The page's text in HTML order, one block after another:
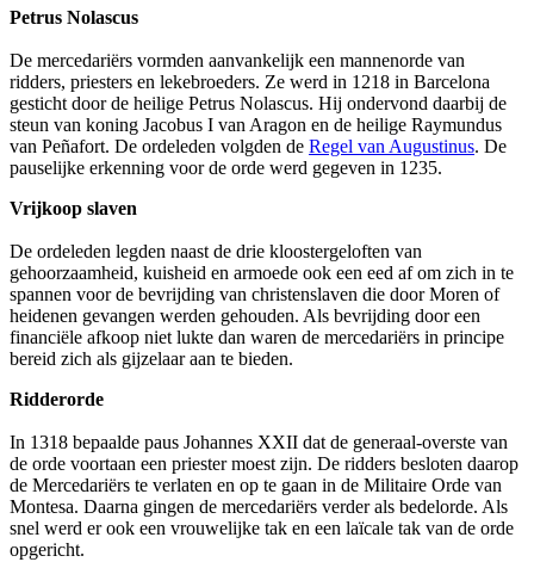
Petrus Nolascus
De mercedariërs vormden aanvankelijk een mannenorde van
ridders, priesters en lekebroeders. Ze werd in 1218 in Barcelona
gesticht door de heilige Petrus Nolascus. Hij ondervond daarbij de
steun van koning Jacobus I van Aragon en de heilige Raymundus
van Peñafort. De ordeleden volgden de Regel van Augustinus. De
pauselijke erkenning voor de orde werd gegeven in 1235.
Vrijkoop slaven
De ordeleden legden naast de drie kloostergeloften van
gehoorzaamheid, kuisheid en armoede ook een eed af om zich in te
spannen voor de bevrijding van christenslaven die door Moren of
heidenen gevangen werden gehouden. Als bevrijding door een
financiële afkoop niet lukte dan waren de mercedariërs in principe
bereid zich als gijzelaar aan te bieden.
Ridderorde
In 1318 bepaalde paus Johannes XXII dat de generaal-overste van
de orde voortaan een priester moest zijn. De ridders besloten daarop
de Mercedariërs te verlaten en op te gaan in de Militaire Orde van
Montesa. Daarna gingen de mercedariërs verder als bedelorde. Als
snel werd er ook een vrouwelijke tak en een laïcale tak van de orde
opgericht.